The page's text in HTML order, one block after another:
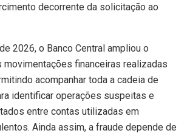
decorrente da solicitação ao
2026, o Banco Central ampliou o
movimentações financeiras realizadas
acompanhar toda a cadeia de
identificar operações suspeitas e
entre contas utilizadas em
Ainda assim, a fraude depende de